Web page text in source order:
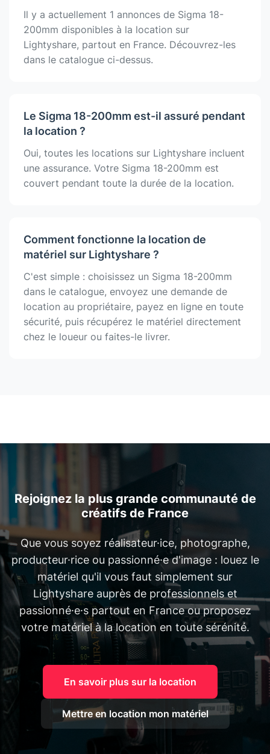
Il y a actuellement 1 annonces de Sigma 18-
200mm disponibles à la location sur
Lightyshare, partout en France. Découvrez-les
dans le catalogue ci-dessus.
Le Sigma 18-200mm est-il assuré pendant
la location ?
Oui, toutes les locations sur Lightyshare incluent
une assurance. Votre Sigma 18-200mm est
couvert pendant toute la durée de la location.
Comment fonctionne la location de
matériel sur Lightyshare ?
C'est simple : choisissez un Sigma 18-200mm
dans le catalogue, envoyez une demande de
location au propriétaire, payez en ligne en toute
sécurité, puis récupérez le matériel directement
chez le loueur ou faites-le livrer.
Rejoignez la plus grande communauté de
créatifs de France
Que vous soyez réalisateur·ice, photographe,
producteur·rice ou passionné·e d'image : louez le
matériel qu'il vous faut simplement sur
Lightyshare auprès de professionnels et
passionné·e·s partout en France ou proposez
votre matériel à la location en toute sérénité.
En savoir plus sur la location
Mettre en location mon matériel